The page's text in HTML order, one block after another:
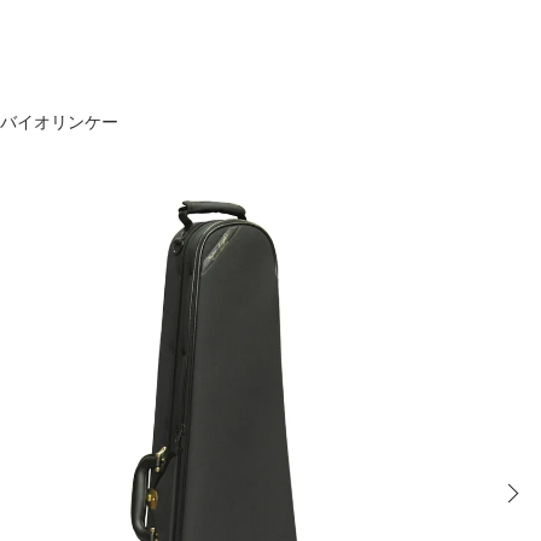
イオリンケー